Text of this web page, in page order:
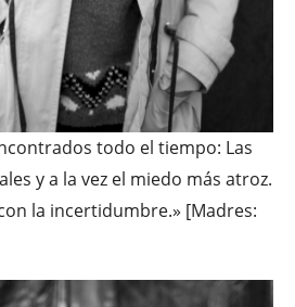
todo el tiempo: Las
y a la vez el miedo más atroz.
la incertidumbre.» [Madres: